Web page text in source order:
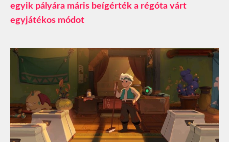
egyik pályára máris beígérték a régóta várt
egyjátékos módot